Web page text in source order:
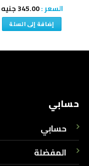
السعر :345.00جنيه
إضافة إلى السلة
حسابي
حسابي
المفضلة